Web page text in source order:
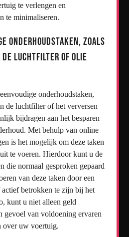
te verlengen en
te minimaliseren.
onderhoudstaken, zoals
de luchtfilter of olie
onderhoudstaken,
de luchtfilter of het verversen
bijdragen aan het besparen
Met behulp van online
is het mogelijk om deze taken
te voeren. Hierdoor kunt u de
die normaal gesproken gepaard
van deze taken door een
betrokken te zijn bij het
kunt u niet alleen geld
gevoel van voldoening ervaren
over uw voertuig.